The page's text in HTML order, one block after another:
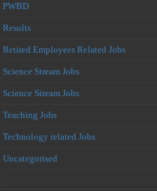
PWBD
Results
Retired Employees Related Jobs
Science Stream Jobs
Science Stream Jobs
Teaching Jobs
Technology related Jobs
Uncategorised